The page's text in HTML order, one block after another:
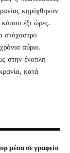
κηρύχθηκαν
έξι ώρες.
στόχαστρο
αύριο.
στην ένοπλη
κατά
μέσα σε γραφείο